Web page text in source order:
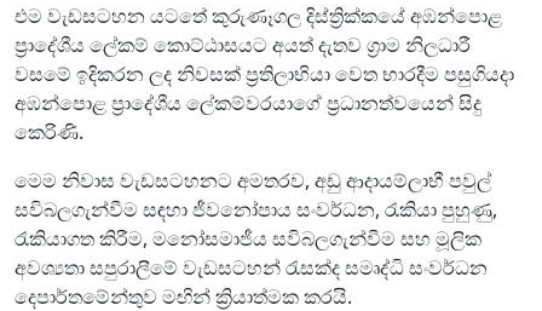
එම වැඩසටහන යටතේ කුරුණෑගල දිස්ත්‍රික්කයේ අඹන්පොළ
ප්‍රාදේශීය ලේකම් කොට්ඨාසයට අයත් දැතව ග්‍රාම නිලධාරී
වසමේ ඉදිකරන ලද නිවසක් ප්‍රතිලාභියා වෙත භාරදීම පසුගියදා
අඹන්පොළ ප්‍රාදේශීය ලේකම්වරයාගේ ප්‍රධානත්වයෙන් සිදු
කෙරිණි.
මෙම නිවාස වැඩසටහනට අමතරව, අඩු ආදායම්ලාභී පවුල්
සවිබලගැන්වීම සඳහා ජීවනෝපාය සංවර්ධන, රැකියා පුහුණු,
රැකියාගත කිරීම, මනෝසමාජීය සවිබලගැන්වීම සහ මූලික
අවශ්‍යතා සපුරාලීමේ වැඩසටහන් රැසක්ද සමෘද්ධි සංවර්ධන
දෙපාර්තමේන්තුව මඟින් ක්‍රියාත්මක කරයි.